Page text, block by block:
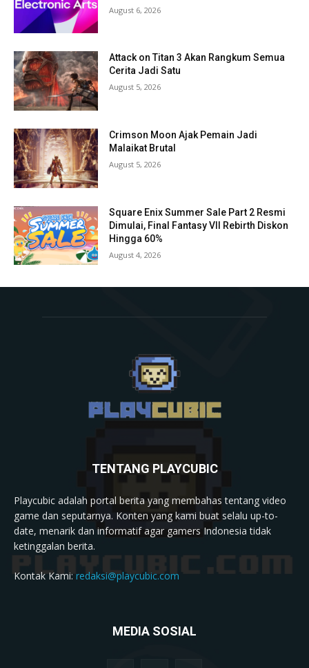
August 6, 2026
Attack on Titan 3 Akan Rangkum Semua
Cerita Jadi Satu
August 5, 2026
Crimson Moon Ajak Pemain Jadi
Malaikat Brutal
August 5, 2026
Square Enix Summer Sale Part 2 Resmi
Dimulai, Final Fantasy VII Rebirth Diskon
Hingga 60%
August 4, 2026
TENTANG PLAYCUBIC
Playcubic adalah portal berita yang membahas tentang video
game dan seputarnya. Konten yang kami buat selalu up-to-
date, menarik dan informatif agar gamers Indonesia tidak
ketinggalan berita.
Kontak Kami:redaksi@playcubic.com
MEDIA SOSIAL